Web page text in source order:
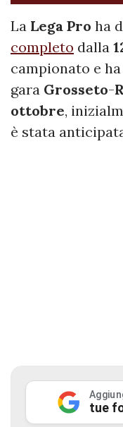
La Lega Pro ha
completo dalla
campionato e
gara Grosseto-
ottobre,
è stata
tue